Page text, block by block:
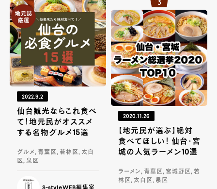
2022.9.2
仙台観光ならこれ食べ
て！地元民がオススメ
する名物グルメ15選
グルメ, 青葉区, 若林区, 太白
区, 泉区
2020.11.26
【地元民が選ぶ】絶対
食べてほしい！ 仙台・宮
城の人気ラーメン10選
ラーメン, 青葉区, 宮城野区, 若
林区, 太白区, 泉区